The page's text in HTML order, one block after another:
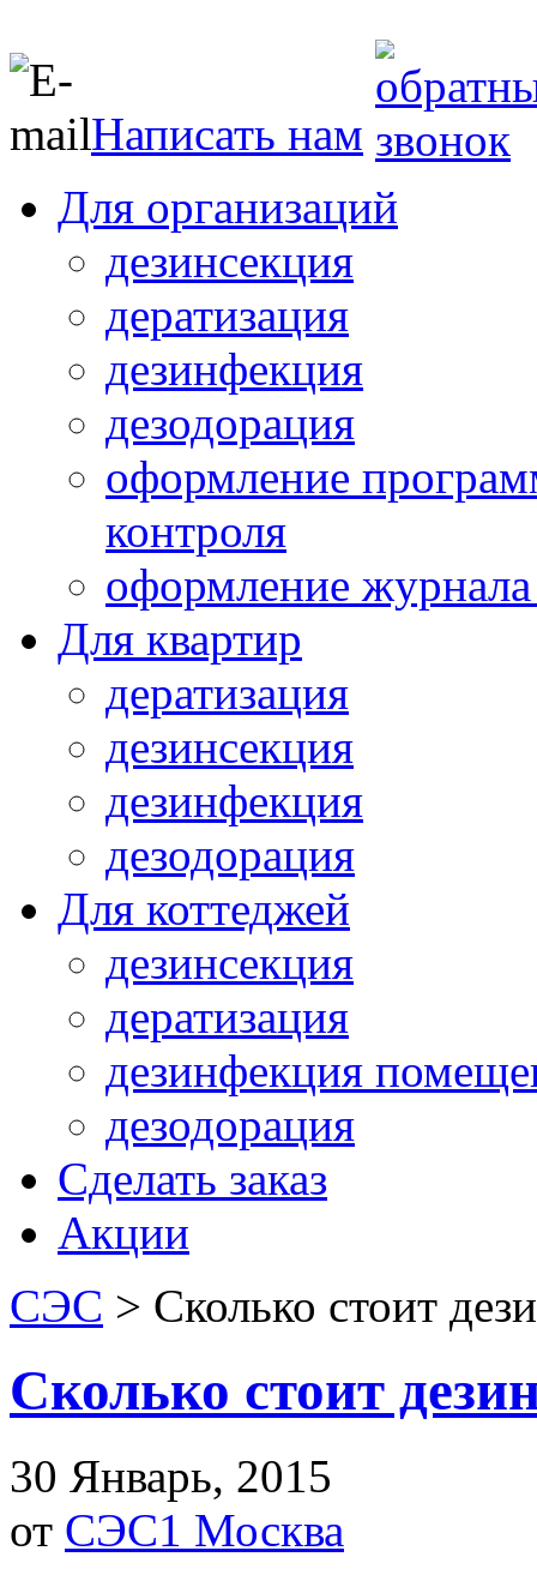
Написать нам
Для организаций
дезинсекция
дератизация
дезинфекция
дезодорация
оформление
контроля
оформление журнала
Для квартир
дератизация
дезинсекция
дезинфекция
дезодорация
Для коттеджей
дезинсекция
дератизация
дезинфекция
дезодорация
Сделать заказ
Акции
СЭС > Сколько стоит
Сколько стоит
30 Январь, 2015
от СЭС1 Москва